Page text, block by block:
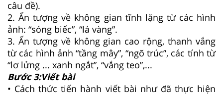
câu đề).
2. Ấn tượng về không gian tĩnh lặng từ các hình
ảnh: “sóng biếc”, “lá vàng”.
3. Ấn tượng về không gian cao rộng, thanh vắng
từ các hình ảnh “tầng mây”, “ngõ trúc”, các tính từ
“lơ lửng ... xanh ngắt”, “vắng teo”,...
Bước 3:Viết bài
• Cách thức tiến hành viết bài như đã thực hiện